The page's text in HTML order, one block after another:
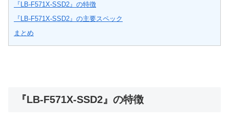
『LB-F571X-SSD2』の特徴
『LB-F571X-SSD2』の主要スペック
まとめ
『LB-F571X-SSD2』の特徴